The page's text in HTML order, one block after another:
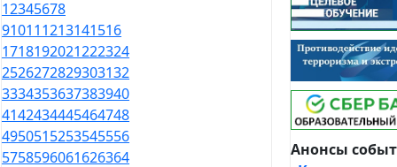
12345678
910111213141516
1718192021222324
2526272829303132
3334353637383940
4142434445464748
4950515253545556
5758596061626364
Анонсы